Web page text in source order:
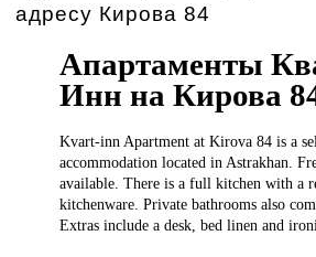
адресу Кирова 84
Апартаменты
Инн на Кирова
Kvart-inn Apartmentat Kirova 84 is a
accommodation located in Astrakhan.
available. There is a full kitchen with a
kitchenware. Private bathrooms also
Extras include a desk, bed linen and